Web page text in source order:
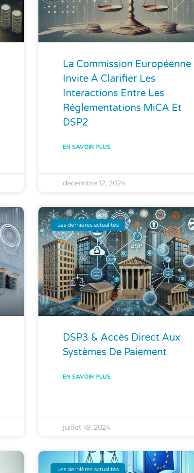
La Commission Européenne
Invite À Clarifier Les
Interactions Entre Les
Réglementations MiCA Et
DSP2
EN SAVOIR PLUS
décembre 12, 2024
Les dernières actualités
DSP3 & Accès Direct Aux
Systèmes De Paiement
EN SAVOIR PLUS
juillet 18, 2024
Les dernières actualités